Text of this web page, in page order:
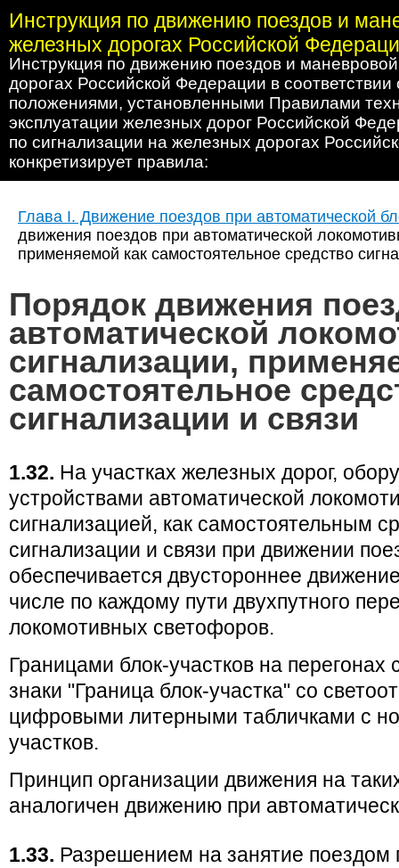
Инструкция по движению поездов и
железных дорогах Российской
Инструкция по движению поездов и
дорогах Российской Федерации в
положениями, установленными Правилами
эксплуатации железных дорог Российской
по сигнализации на железных дорогах
конкретизирует правила:
Глава I. Движение поездов при автоматической
движения поездов при автоматической
применяемой как самостоятельное средство
Порядок движения
автоматической
сигнализации,
самостоятельное
сигнализации и связи
1.32. На участках железных дорог,
устройствами автоматической
сигнализацией, как самостоятельным
сигнализации и связи при движении
обеспечивается двустороннее
числе по каждому пути двухпутного
локомотивных светофоров.
Границами блок-участков на перегонах
знаки "Граница блок-участка" со
цифровыми литерными табличками с
участков.
Принцип организации движения на
аналогичен движению при
1.33. Разрешением на занятие поездом